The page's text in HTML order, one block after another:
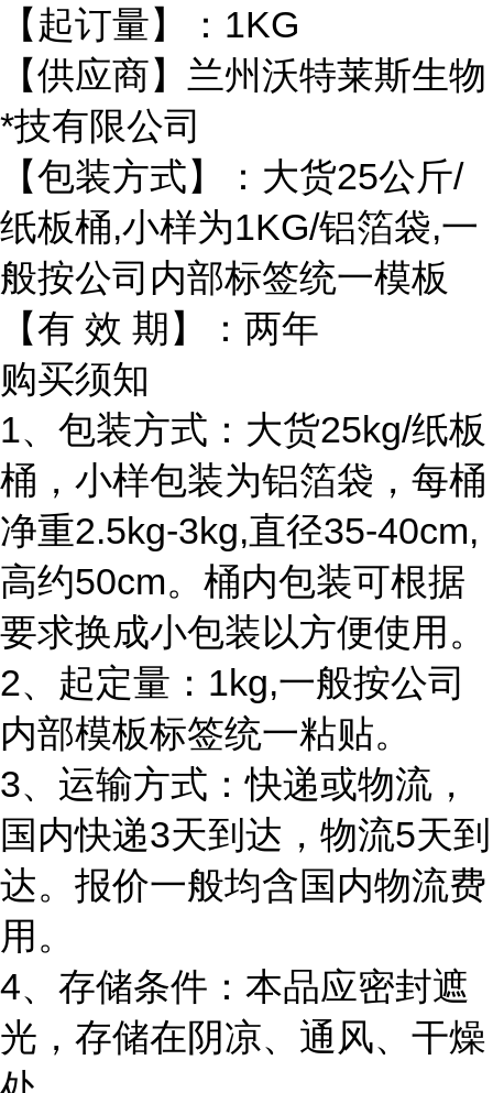
【起订量】：1KG
【供应商】兰州沃特莱斯生物
*技有限公司
【包装方式】：大货25公斤/
纸板桶,小样为1KG/铝箔袋,一
般按公司内部标签统一模板
【有 效 期】：两年
购买须知
1、包装方式：大货25kg/纸板
桶，小样包装为铝箔袋，每桶
净重2.5kg-3kg,直径35-40cm,
高约50cm。桶内包装可根据
要求换成小包装以方便使用。
2、起定量：1kg,一般按公司
内部模板标签统一粘贴。
3、运输方式：快递或物流，
国内快递3天到达，物流5天到
达。报价一般均含国内物流费
用。
4、存储条件：本品应密封遮
光，存储在阴凉、通风、干燥